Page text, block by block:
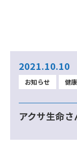
2021.10.10
お知らせ 健
アクサ生命